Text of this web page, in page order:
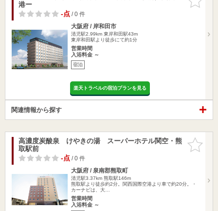
りに追加
港ー
-点/ 0 件
大阪府 / 岸和田市
清児駅2.99km 東岸和田駅43m
東岸和田駅より徒歩にて約1分
営業時間
入浴料金 ～
宿泊
楽天トラベルの宿泊プランを見る
関連情報から探す
お気に入
りに追加
高濃度炭酸泉 けやきの湯 スーパーホテル関空・熊
取駅前
-点/ 0 件
大阪府 / 泉南郡熊取町
清児駅3.37km 熊取駅146m
熊取駅より徒歩約2分。関西国際空港より車で約20分。・
カーナビは、大…
営業時間
入浴料金 ～